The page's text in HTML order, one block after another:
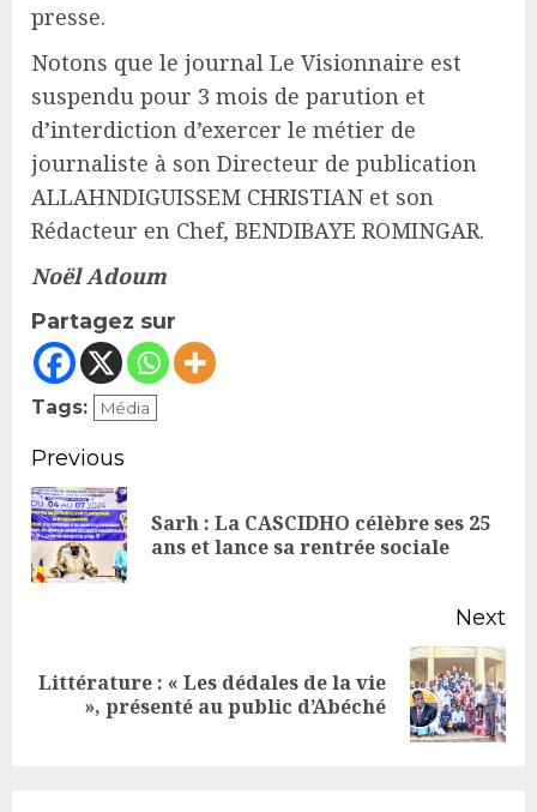
presse.
Notons que le journal Le Visionnaire est
suspendu pour 3 mois de parution et
d’interdiction d’exercer le métier de
journaliste à son Directeur de publication
ALLAHNDIGUISSEM CHRISTIAN et son
Rédacteur en Chef, BENDIBAYE ROMINGAR.
Noël Adoum
Partagez sur
Tags: Média
Continue
Reading
Previous
Sarh : La CASCIDHO célèbre ses 25
ans et lance sa rentrée sociale
Next
Next
post:
Littérature : « Les dédales de la vie
», présenté au public d’Abéché